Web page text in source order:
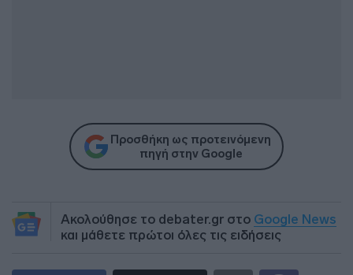
Προσθήκη ως προτεινόμενη
πηγή στην Google
Ακολούθησε το debater.gr στο Google News
και μάθετε πρώτοι όλες τις ειδήσεις